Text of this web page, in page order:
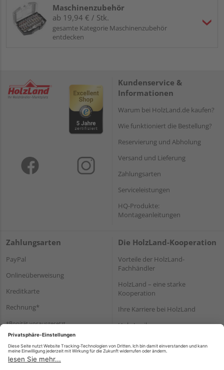
Maschinenzubehör
ab 19,94 € / Stk.
gesamte Kategorie Maschinenzubehör
entdecken
Kundenservice &
Informationen
Warum bei HolzLand.de kaufen?
Wie funktioniert die Bestellung?
Reservierung und Abholung
Versand und Lieferung
Zahlungsarten
Serviceleistungen
HQ-Produkte:
Montageanleitungen
Zahlungsarten
PayPal
Onlineüberweisung
Kreditkarte
Rechnung*
*Bonität vorausgesetzt
Die HolzLand-Kooperation
Vorteile der HolzLand-
Fachhändler
HolzLand – eine starke
Kooperation
Ihre Karriere bei HolzLand
Holz-Lexikon